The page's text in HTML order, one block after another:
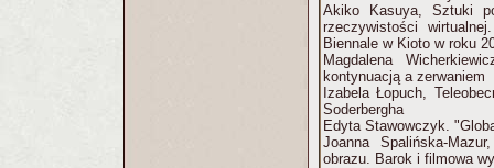
Akiko Kasuya, Sztuki
rzeczywistości
Biennale w Kioto w roku
Magdalena
kontynuacją a zerwaniem
Izabela Łopuch,
Soderbergha
Edyta Stawowczyk.
Joanna Spalińska-
obrazu. Barok i filmowa